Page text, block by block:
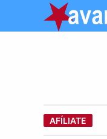
AFÍLIATE